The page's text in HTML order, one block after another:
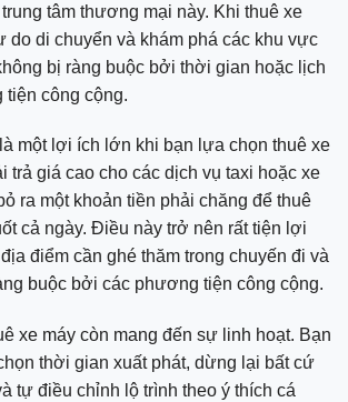
tâm thương mại này. Khi thuê xe
do di chuyển và khám phá các khu vực
bị ràng buộc bởi thời gian hoặc lịch
công cộng.
một lợi ích lớn khi bạn lựa chọn thuê xe
trả giá cao cho các dịch vụ taxi hoặc xe
ra một khoản tiền phải chăng để thuê
cả ngày. Điều này trở nên rất tiện lợi
điểm cần ghé thăm trong chuyến đi và
buộc bởi các phương tiện công cộng.
xe máy còn mang đến sự linh hoạt. Bạn
thời gian xuất phát, dừng lại bất cứ
tự điều chỉnh lộ trình theo ý thích cá